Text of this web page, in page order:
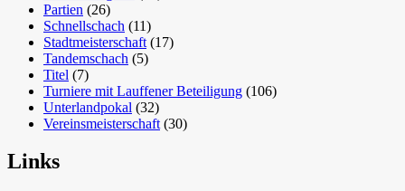
Partien (26)
Schnellschach (11)
Stadtmeisterschaft (17)
Tandemschach (5)
Titel (7)
Turniere mit Lauffener Beteiligung (106)
Unterlandpokal (32)
Vereinsmeisterschaft (30)
Links